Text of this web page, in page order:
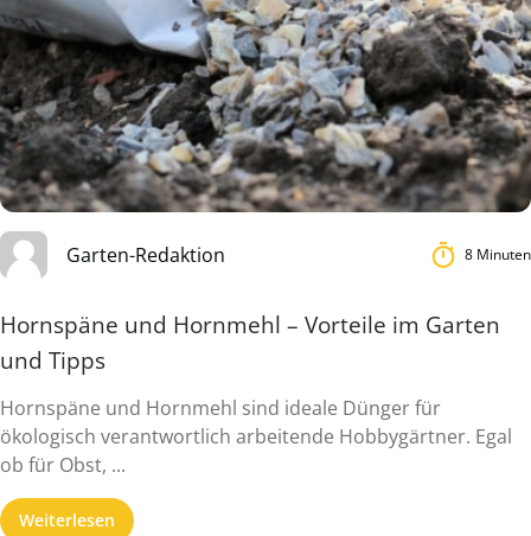
Garten-Redaktion 8 Minuten
Hornspäne und Hornmehl – Vorteile im Garten
und Tipps
Hornspäne und Hornmehl sind ideale Dünger für
ökologisch verantwortlich arbeitende Hobbygärtner. Egal
ob für Obst, ...
Weiterlesen